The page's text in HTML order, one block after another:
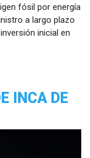
fósil por energía
a largo plazo
inicial en
INCA DE